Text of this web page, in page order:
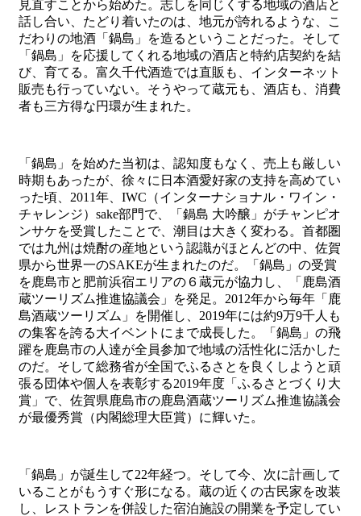
見直すことから始めた。志しを同じくする地域の酒店と
話し合い、たどり着いたのは、地元が誇れるような、こ
だわりの地酒「鍋島」を造るということだった。そして
「鍋島」を応援してくれる地域の酒店と特約店契約を結
び、育てる。富久千代酒造では直販も、インターネット
販売も行っていない。そうやって蔵元も、酒店も、消費
者も三方得な円環が生まれた。
「鍋島」を始めた当初は、認知度もなく、売上も厳しい
時期もあったが、徐々に日本酒愛好家の支持を高めてい
った頃、2011年、IWC（インターナショナル・ワイン・
チャレンジ）sake部門で、「鍋島 大吟醸」がチャンピオ
ンサケを受賞したことで、潮目は大きく変わる。首都圏
では九州は焼酎の産地という認識がほとんどの中、佐賀
県から世界一のSAKEが生まれたのだ。「鍋島」の受賞
を鹿島市と肥前浜宿エリアの６蔵元が協力し、「鹿島酒
蔵ツーリズム推進協議会」を発足。2012年から毎年「鹿
島酒蔵ツーリズム」を開催し、2019年には約9万9千人も
の集客を誇る大イベントにまで成長した。「鍋島」の飛
躍を鹿島市の人達が全員参加で地域の活性化に活かした
のだ。そして総務省が全国でふるさとを良くしようと頑
張る団体や個人を表彰する2019年度「ふるさとづくり大
賞」で、佐賀県鹿島市の鹿島酒蔵ツーリズム推進協議会
が最優秀賞（内閣総理大臣賞）に輝いた。
「鍋島」が誕生して22年経つ。そして今、次に計画して
いることがもうすぐ形になる。蔵の近くの古民家を改装
し、レストランを併設した宿泊施設の開業を予定してい